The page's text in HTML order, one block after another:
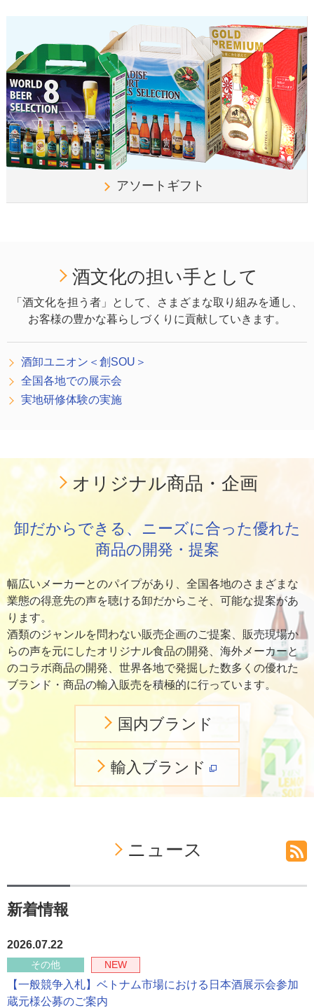
アソートギフト
酒文化の担い手として
「酒文化を担う者」として、さまざまな取り組みを通し、
お客様の豊かな暮らしづくりに貢献していきます。
酒卸ユニオン＜創SOU＞
全国各地での展示会
実地研修体験の実施
オリジナル商品・企画
卸だからできる、ニーズに合った優れた
商品の開発・提案
幅広いメーカーとのパイプがあり、全国各地のさまざまな
業態の得意先の声を聴ける卸だからこそ、可能な提案があ
ります。
酒類のジャンルを問わない販売企画のご提案、販売現場か
らの声を元にしたオリジナル食品の開発、海外メーカーと
のコラボ商品の開発、世界各地で発掘した数多くの優れた
ブランド・商品の輸入販売を積極的に行っています。
国内ブランド
輸入ブランド
ニュース
新着情報
2026.07.22
その他 NEW
【一般競争入札】ベトナム市場における日本酒展示会参加
蔵元様公募のご案内